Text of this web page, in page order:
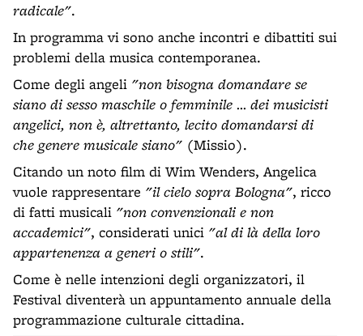
radicale".
In programma vi sono anche incontri e dibattiti sui
problemi della musica contemporanea.
Come degli angeli "non bisogna domandare se
siano di sesso maschile o femminile … dei musicisti
angelici, non è, altrettanto, lecito domandarsi di
che genere musicale siano" (Missio).
Citando un noto film di Wim Wenders, Angelica
vuole rappresentare "il cielo sopra Bologna", ricco
di fatti musicali "non convenzionali e non
accademici", considerati unici "al di là della loro
appartenenza a generi o stili".
Come è nelle intenzioni degli organizzatori, il
Festival diventerà un appuntamento annuale della
programmazione culturale cittadina.